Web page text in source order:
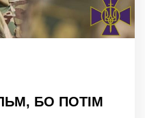
БО ПОТІМ